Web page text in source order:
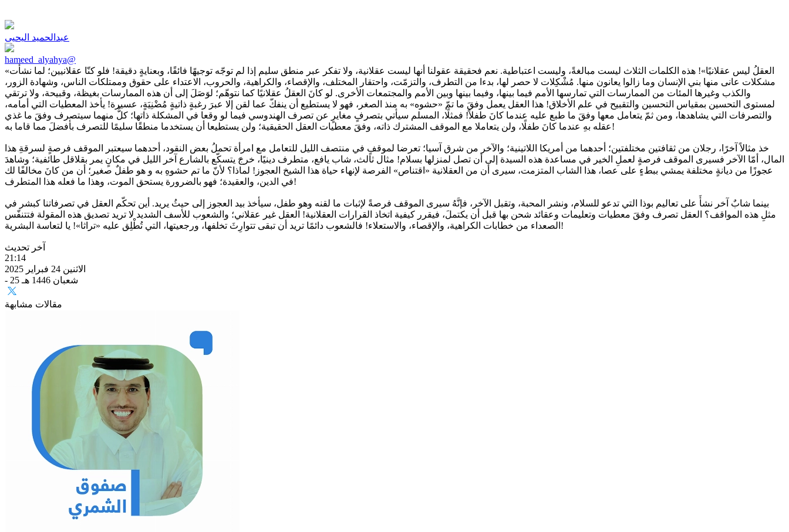
عبدالحميد اليحيى
hameed_alyahya@
«العقلُ ليس عقلانيًا»! هذه الكلمات الثلاث ليست مبالغةً، وليست اعتباطية. نعم فحقيقة عقولنا أنها ليست عقلانية، ولا تفكر عبر منطق سليم إذا لم توجّه توجيهًا فائقًا، وبعنايةٍ دقيقة! فلو كنّا عقلانيين؛ لما نشأت
مشكلات عانى منها بني الإنسان وما زالوا يعانون منها. مُشْكِلات لا حصر لها، بدءا من التطرف، والتزمّت، واحتقار المختلف، والإقصاء، والكراهية، والحروب، الاعتداء على حقوق وممتلكات الناس، وشهادة الزور،
والكذب وغيرها المئات من الممارسات التي تمارسها الأمم فيما بينها، وفيما بينها وبين الأمم والمجتمعات الأخرى. لو كانَ العقلُ عقلانيًا كما نتوهّم؛ لوَصَلَ إلى أن هذه الممارسات بغيظة، وقبيحة، ولا ترتقي
لمستوى التحسين بمقياس التحسين والتقبيح في علم الأخلاق! هذا العقل يعمل وفقَ ما تمّ «حشوه» به منذ الصغر، فهو لا يستطيع أن ينفكّ عما لقن إلا عبرَ رغبةٍ ذاتيةٍ مُضْنِيَةٍ، عسيرة! يأخذ المعطيات التي أمامه،
والتصرفات التي يشاهدها، ومن ثمّ يتعامل معها وفقَ ما طبع عليه عندما كانَ طفلاً! فمثلًا، المسلم سيأتي بتصرفٍ مغايرٍ عن تصرف الهندوسي فيما لو وقعا في المشكلة ذاتها؛ كلٌّ منهما سيتصرف وفقَ ما غذي
عقله بهِ عندما كانَ طفلًا، ولن يتعاملا مع الموقف المشترك ذاته، وفقَ معطيات العقل الحقيقية؛ ولن يستطيعا أن يستخدما منطقًا سليمًا للتصرف بأفضلَ مما قاما به!
خذ مثالاً آخرًا، رجلان من ثقافتين مختلفتين؛ أحدهما من أمريكا اللاتينية؛ والآخر من شرق آسيا؛ تعرضا لموقفٍ في منتصف الليل للتعامل مع امرأة تحملُ بعض النقود، أحدهما سيعتبر الموقف فرصةٍ لسرقةِ هذا
المال، أمّا الآخر فسيرى الموقف فرصةٍ لعملِ الخير في مساعدة هذه السيدة إلى أن تصل لمنزلها بسلام! مثال ثالث، شاب يافع، متطرف دينيًا، خرجَ يتسكّع بالشارع آخر الليل في مكانٍ يمر بقلاقل طائفية؛ وشاهدَ
عجوزًا من ديانةٍ مختلفة يمشي ببطءٍ على عصا، هذا الشاب المتزمت، سيرى أن من العقلانية «اقتناص» الفرصة لإنهاء حياة هذا الشيخ العجوز! لماذا؟ لأنّ ما تم حشوهِ به و هو طفلٌ صغير؛ أن من كانَ مخالفًا لك
في الدين، والعقيدة؛ فهو بالضرورة يستحق الموت، وهذا ما فعله هذا المتطرف!
بينما شابٌ آخر نشأَ على تعاليم بوذا التي تدعو للسلام، ونشر المحبة، وتقبل الآخر، فإنَّهُ سيرى الموقف فرصةً لإثبات ما لقنه وهو طفل، سيأخذ بيد العجوز إلى حيثُ يريد. أين تحكّم العقل في تصرفاتنا كبشر في
مثلِ هذه المواقف؟ العقل تصرف وفقَ معطيات وتعليمات وعقائد شحن بها قبل أن يكتملَ، فيقرر كيفية اتخاذ القرارات العقلانية! العقل غير عقلاني؛ والشعوب للأسف الشديد لا تريد تصديق هذه المقولة فتتنفّس
الصعداء من خطابات الكراهية، والإقصاء، والاستعلاء! فالشعوب دائمًا تريد أن تبقى تتوارِثَ تخلفها، ورجعيتها، التي تُطْلِق عليه «تراثا»! يا لتعاسة البشرية!
آخر تحديث
21:14
الاثنين 24 فبراير 2025
- 25 شعبان 1446 هـ
مقالات مشابهة